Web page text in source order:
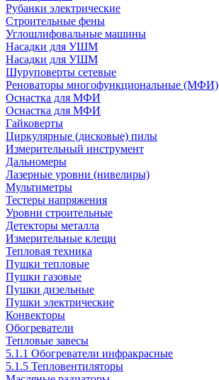
Рубанки электрические
Строительные фены
Углошлифовальные машины
Насадки для УШМ
Насадки для УШМ
Шуруповерты сетевые
Реноваторы многофункциональные (МФИ)
Оснастка для МФИ
Оснастка для МФИ
Гайковерты
Циркулярные (дисковые) пилы
Измерительный инструмент
Дальномеры
Лазерные уровни (нивелиры)
Мультиметры
Тестеры напряжения
Уровни строительные
Детекторы металла
Измерительные клещи
Тепловая техника
Пушки тепловые
Пушки газовые
Пушки дизельные
Пушки электрические
Конвекторы
Обогреватели
Тепловые завесы
5.1.1 Обогреватели инфракрасные
5.1.5 Тепловентиляторы